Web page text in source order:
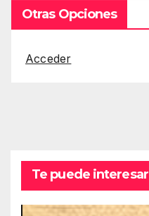
Otras Opciones
Acceder
Te puede interesar